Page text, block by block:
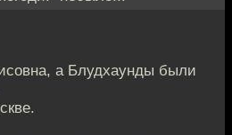
а Блудхаунды были